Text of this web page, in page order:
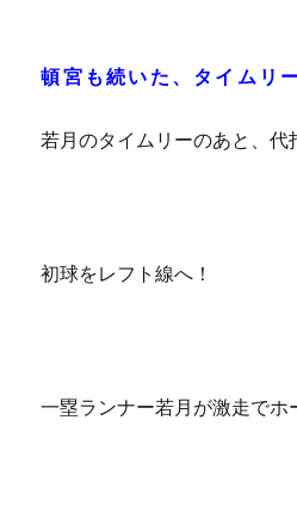
頓宮も続いた、タイムリ
若月のタイムリーのあと、代
初球をレフト線へ！
一塁ランナー若月が激走でホ